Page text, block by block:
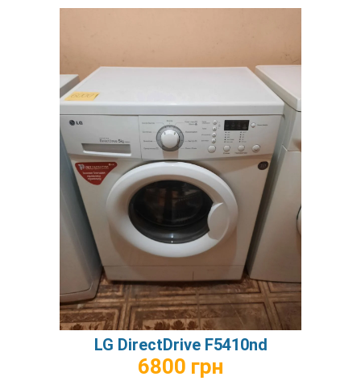
LG DirectDrive F5410nd
6800 грн